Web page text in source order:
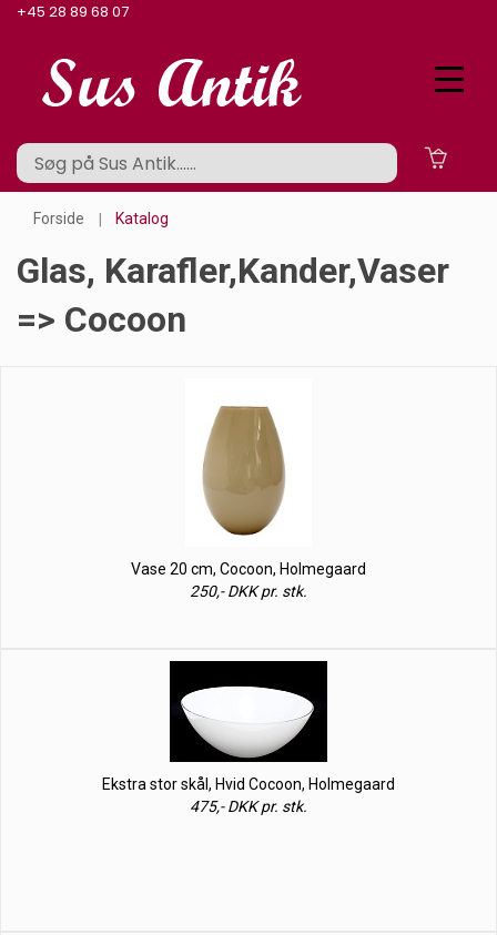
+45 28 89 68 07
Forside Katalog
Glas, Karafler,kander,vaser
=> Cocoon
Vase 20 cm, Cocoon, Holmegaard
250,- DKK pr. stk.
Ekstra stor skål, Hvid Cocoon, Holmegaard
475,- DKK pr. stk.